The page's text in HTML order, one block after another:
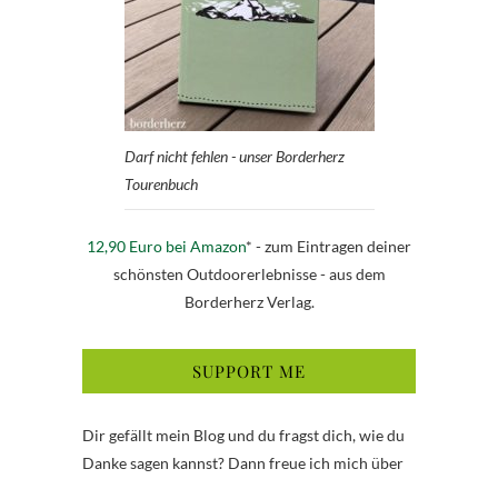
Darf nicht fehlen - unser Borderherz
Tourenbuch
12,90 Euro bei Amazon* - zum Eintragen deiner
schönsten Outdoorerlebnisse - aus dem
Borderherz Verlag.
SUPPORT ME
Dir gefällt mein Blog und du fragst dich, wie du
Danke sagen kannst? Dann freue ich mich über